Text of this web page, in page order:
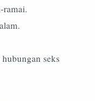
ramai.
seks